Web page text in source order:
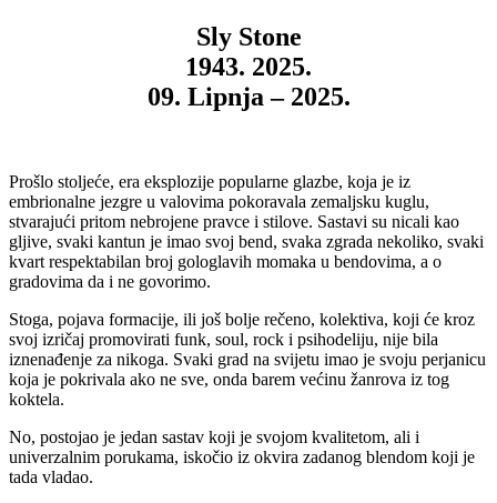
Sly Stone
1943. 2025.
09. Lipnja – 2025.
Prošlo stoljeće, era eksplozije popularne glazbe, koja je iz
embrionalne jezgre u valovima pokoravala zemaljsku kuglu,
stvarajući pritom nebrojene pravce i stilove. Sastavi su nicali kao
gljive, svaki kantun je imao svoj bend, svaka zgrada nekoliko, svaki
kvart respektabilan broj gologlavih momaka u bendovima, a o
gradovima da i ne govorimo.
Stoga, pojava formacije, ili još bolje rečeno, kolektiva, koji će kroz
svoj izričaj promovirati funk, soul, rock i psihodeliju, nije bila
iznenađenje za nikoga. Svaki grad na svijetu imao je svoju perjanicu
koja je pokrivala ako ne sve, onda barem većinu žanrova iz tog
koktela.
No, postojao je jedan sastav koji je svojom kvalitetom, ali i
univerzalnim porukama, iskočio iz okvira zadanog blendom koji je
tada vladao.